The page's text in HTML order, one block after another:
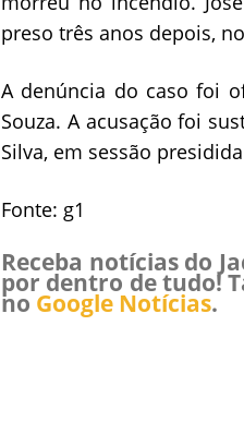
preso três anos depois,
A denúncia do caso foi
Souza. A acusação foi
Silva, em sessão
Fonte: g1
Receba notícias do
por dentro de tudo!
no Google Notícias.